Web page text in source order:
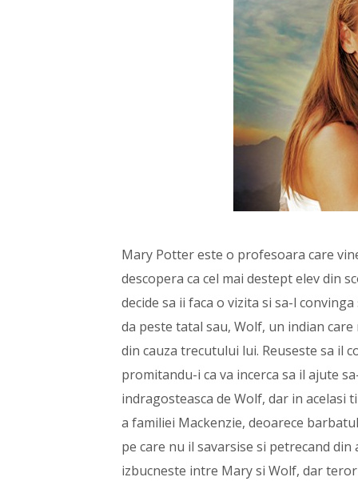
Mary Potter este o profesoara care
descopera ca cel mai destept elev din
decide sa ii faca o vizita si sa-l
da peste tatal sau, Wolf, un indian
din cauza trecutului lui. Reuseste sa il
promitandu-i ca va incerca sa il ajute
indragosteasca de Wolf, dar in acelasi
a familiei Mackenzie, deoarece
pe care nu il savarsise si petrecand
izbucneste intre Mary si Wolf, dar